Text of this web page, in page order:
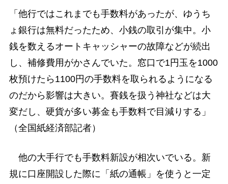
「他行ではこれまでも手数料があったが、ゆうち
ょ銀行は無料だったため、小銭の取引が集中。小
銭を数えるオートキャッシャーの故障などが続出
し、補修費用がかさんでいた。窓口で1円玉を1000
枚預けたら1100円の手数料を取られるようになる
のだから影響は大きい。賽銭を扱う神社などは大
変だし、硬貨が多い募金も手数料で目減りする」
（全国紙経済部記者）
他の大手行でも手数料新設が相次いでいる。新
規に口座開設した際に「紙の通帳」を使うと一定